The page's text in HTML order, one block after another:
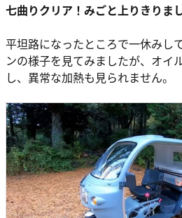
七曲りクリア！みごと上りきりま
平坦路になったところで一休みし
ンの様子を見てみましたが、オイ
し、異常な加熱も見られません。